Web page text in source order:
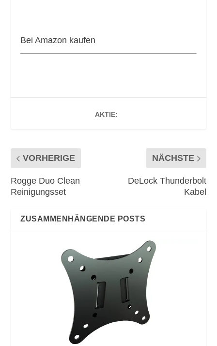
Bei Amazon kaufen
AKTIE:
VORHERIGE
Rogge Duo Clean
Reinigungsset
NÄCHSTE
DeLock Thunderbolt
Kabel
ZUSAMMENHÄNGENDE POSTS